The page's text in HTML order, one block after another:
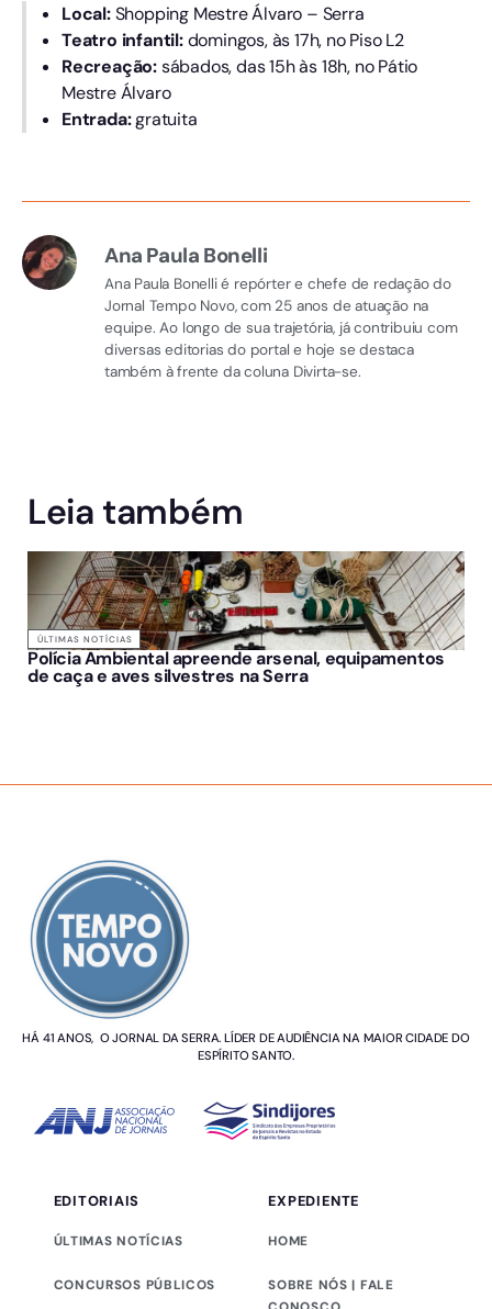
Local:Shopping Mestre Álvaro – Serra
Teatro infantil:domingos, às 17h, no Piso L2
Recreação:sábados, das 15h às 18h, no Pátio
Mestre Álvaro
Entrada:gratuita
Ana Paula Bonelli
Ana Paula Bonelli é repórter e chefe de redação do
Jornal Tempo Novo, com 25 anos de atuação na
equipe. Ao longo de sua trajetória, já contribuiu com
diversas editorias do portal e hoje se destaca
também à frente da coluna Divirta-se.
Leia também
ÚLTIMAS NOTÍCIAS
Polícia Ambiental apreende arsenal, equipamentos
de caça e aves silvestres na Serra
HÁ 41 ANOS, O JORNAL DA SERRA. LÍDER DE AUDIÊNCIA NA MAIOR CIDADE DO
ESPÍRITO SANTO.
EDITORIAIS
ÚLTIMAS NOTÍCIAS
CONCURSOS PÚBLICOS
EXPEDIENTE
HOME
SOBRE NÓS | FALE